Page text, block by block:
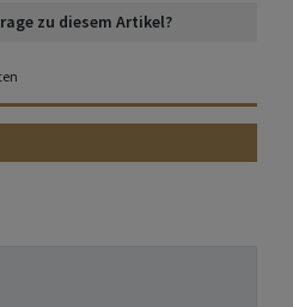
zu diesem Artikel?